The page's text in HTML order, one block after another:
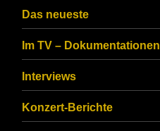
CAPTCHA
ensure
that
you
are
Das neueste
Im TV – Dokumentationen
Interviews
Konzert-Berichte